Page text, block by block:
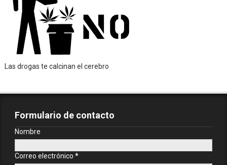
Las drogas te calcinan el cerebro
Formulario de contacto
Nombre
Correo electrónico *